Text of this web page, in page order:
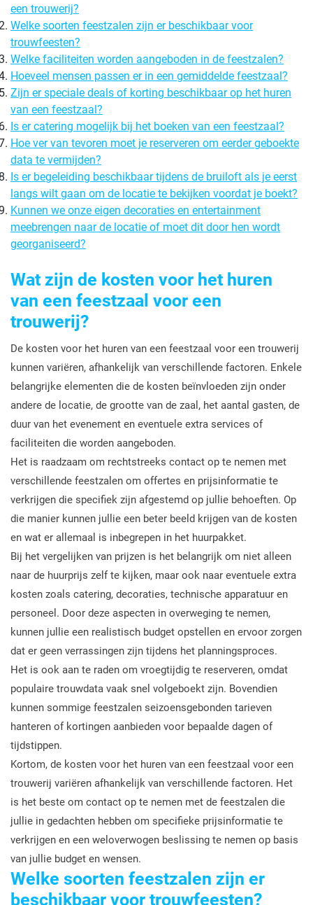
een trouwerij?
Welke soorten feestzalen zijn er beschikbaar voor
trouwfeesten?
Welke faciliteiten worden aangeboden in de feestzalen?
Hoeveel mensen passen er in een gemiddelde feestzaal?
Zijn er speciale deals of korting beschikbaar op het huren
van een feestzaal?
Is er catering mogelijk bij het boeken van een feestzaal?
Hoe ver van tevoren moet je reserveren om eerder geboekte
data te vermijden?
Is er begeleiding beschikbaar tijdens de bruiloft als je eerst
langs wilt gaan om de locatie te bekijken voordat je boekt?
Kunnen we onze eigen decoraties en entertainment
meebrengen naar de locatie of moet dit door hen wordt
georganiseerd?
Wat zijn de kosten voor het huren
van een feestzaal voor een
trouwerij?
De kosten voor het huren van een feestzaal voor een trouwerij
kunnen variëren, afhankelijk van verschillende factoren. Enkele
belangrijke elementen die de kosten beïnvloeden zijn onder
andere de locatie, de grootte van de zaal, het aantal gasten, de
duur van het evenement en eventuele extra services of
faciliteiten die worden aangeboden.
Het is raadzaam om rechtstreeks contact op te nemen met
verschillende feestzalen om offertes en prijsinformatie te
verkrijgen die specifiek zijn afgestemd op jullie behoeften. Op
die manier kunnen jullie een beter beeld krijgen van de kosten
en wat er allemaal is inbegrepen in het huurpakket.
Bij het vergelijken van prijzen is het belangrijk om niet alleen
naar de huurprijs zelf te kijken, maar ook naar eventuele extra
kosten zoals catering, decoraties, technische apparatuur en
personeel. Door deze aspecten in overweging te nemen,
kunnen jullie een realistisch budget opstellen en ervoor zorgen
dat er geen verrassingen zijn tijdens het planningsproces.
Het is ook aan te raden om vroegtijdig te reserveren, omdat
populaire trouwdata vaak snel volgeboekt zijn. Bovendien
kunnen sommige feestzalen seizoensgebonden tarieven
hanteren of kortingen aanbieden voor bepaalde dagen of
tijdstippen.
Kortom, de kosten voor het huren van een feestzaal voor een
trouwerij variëren afhankelijk van verschillende factoren. Het
is het beste om contact op te nemen met de feestzalen die
jullie in gedachten hebben om specifieke prijsinformatie te
verkrijgen en een weloverwogen beslissing te nemen op basis
van jullie budget en wensen.
Welke soorten feestzalen zijn er
beschikbaar voor trouwfeesten?